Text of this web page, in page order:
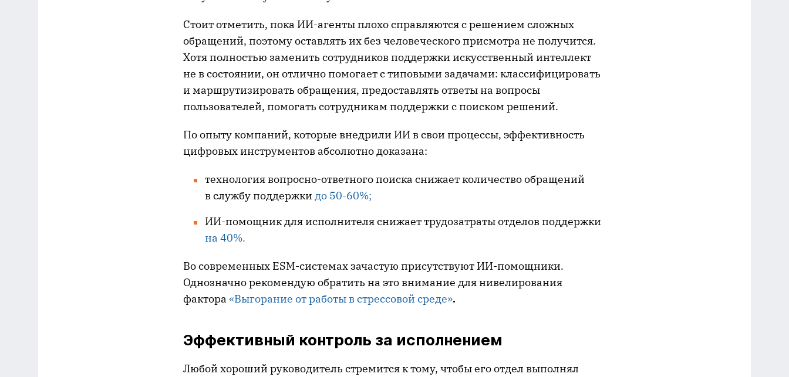
Стоит отметить, пока ИИ-агенты плохо справляются с решением сложных
обращений, поэтому оставлять их без человеческого присмотра не получится.
Хотя полностью заменить сотрудников поддержки искусственный интеллект
не в состоянии, он отлично помогает с типовыми задачами: классифицировать
и маршрутизировать обращения, предоставлять ответы на вопросы
пользователей, помогать сотрудникам поддержки с поиском решений.
По опыту компаний, которые внедрили ИИ в свои процессы, эффективность
цифровых инструментов абсолютно доказана:
технология вопросно-ответного поиска снижает количество обращений
в службу поддержки до 50-60%;
ИИ-помощник для исполнителя снижает трудозатраты отделов поддержки
на 40%.
Во современных ESM-системах зачастую присутствуют ИИ-помощники.
Однозначно рекомендую обратить на это внимание для нивелирования
фактора «Выгорание от работы в стрессовой среде».
Эффективный контроль за исполнением
Любой хороший руководитель стремится к тому, чтобы его отдел выполнял